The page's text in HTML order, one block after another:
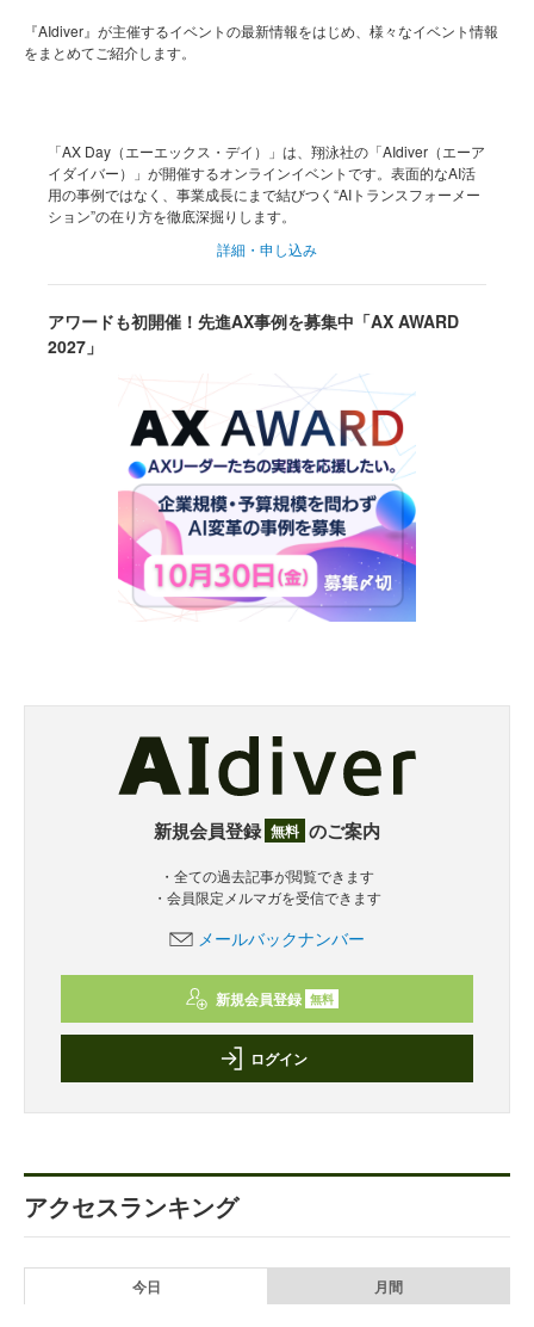
『AIdiver』が主催するイベントの最新情報をはじめ、様々なイベント情報
をまとめてご紹介します。
「AX Day（エーエックス・デイ）」は、翔泳社の「AIdiver（エーア
イダイバー）」が開催するオンラインイベントです。表面的なAI活
用の事例ではなく、事業成長にまで結びつく“AIトランスフォーメー
ション”の在り方を徹底深掘りします。
詳細・申し込み
アワードも初開催！先進AX事例を募集中「AX AWARD
2027」
新規会員登録 無料 のご案内
・全ての過去記事が閲覧できます
・会員限定メルマガを受信できます
メールバックナンバー
新規会員登録 無料
ログイン
アクセスランキング
今日 月間